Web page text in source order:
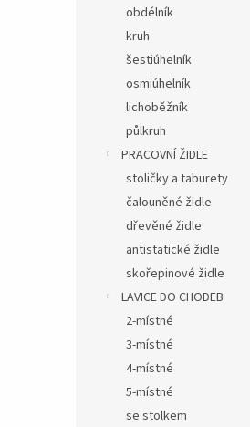
obdélník
kruh
šestiúhelník
osmiúhelník
lichoběžník
půlkruh
PRACOVNÍ ŽIDLE
stoličky a taburety
čalouněné židle
dřevěné židle
antistatické židle
skořepinové židle
LAVICE DO CHODEB
2-místné
3-místné
4-místné
5-místné
se stolkem